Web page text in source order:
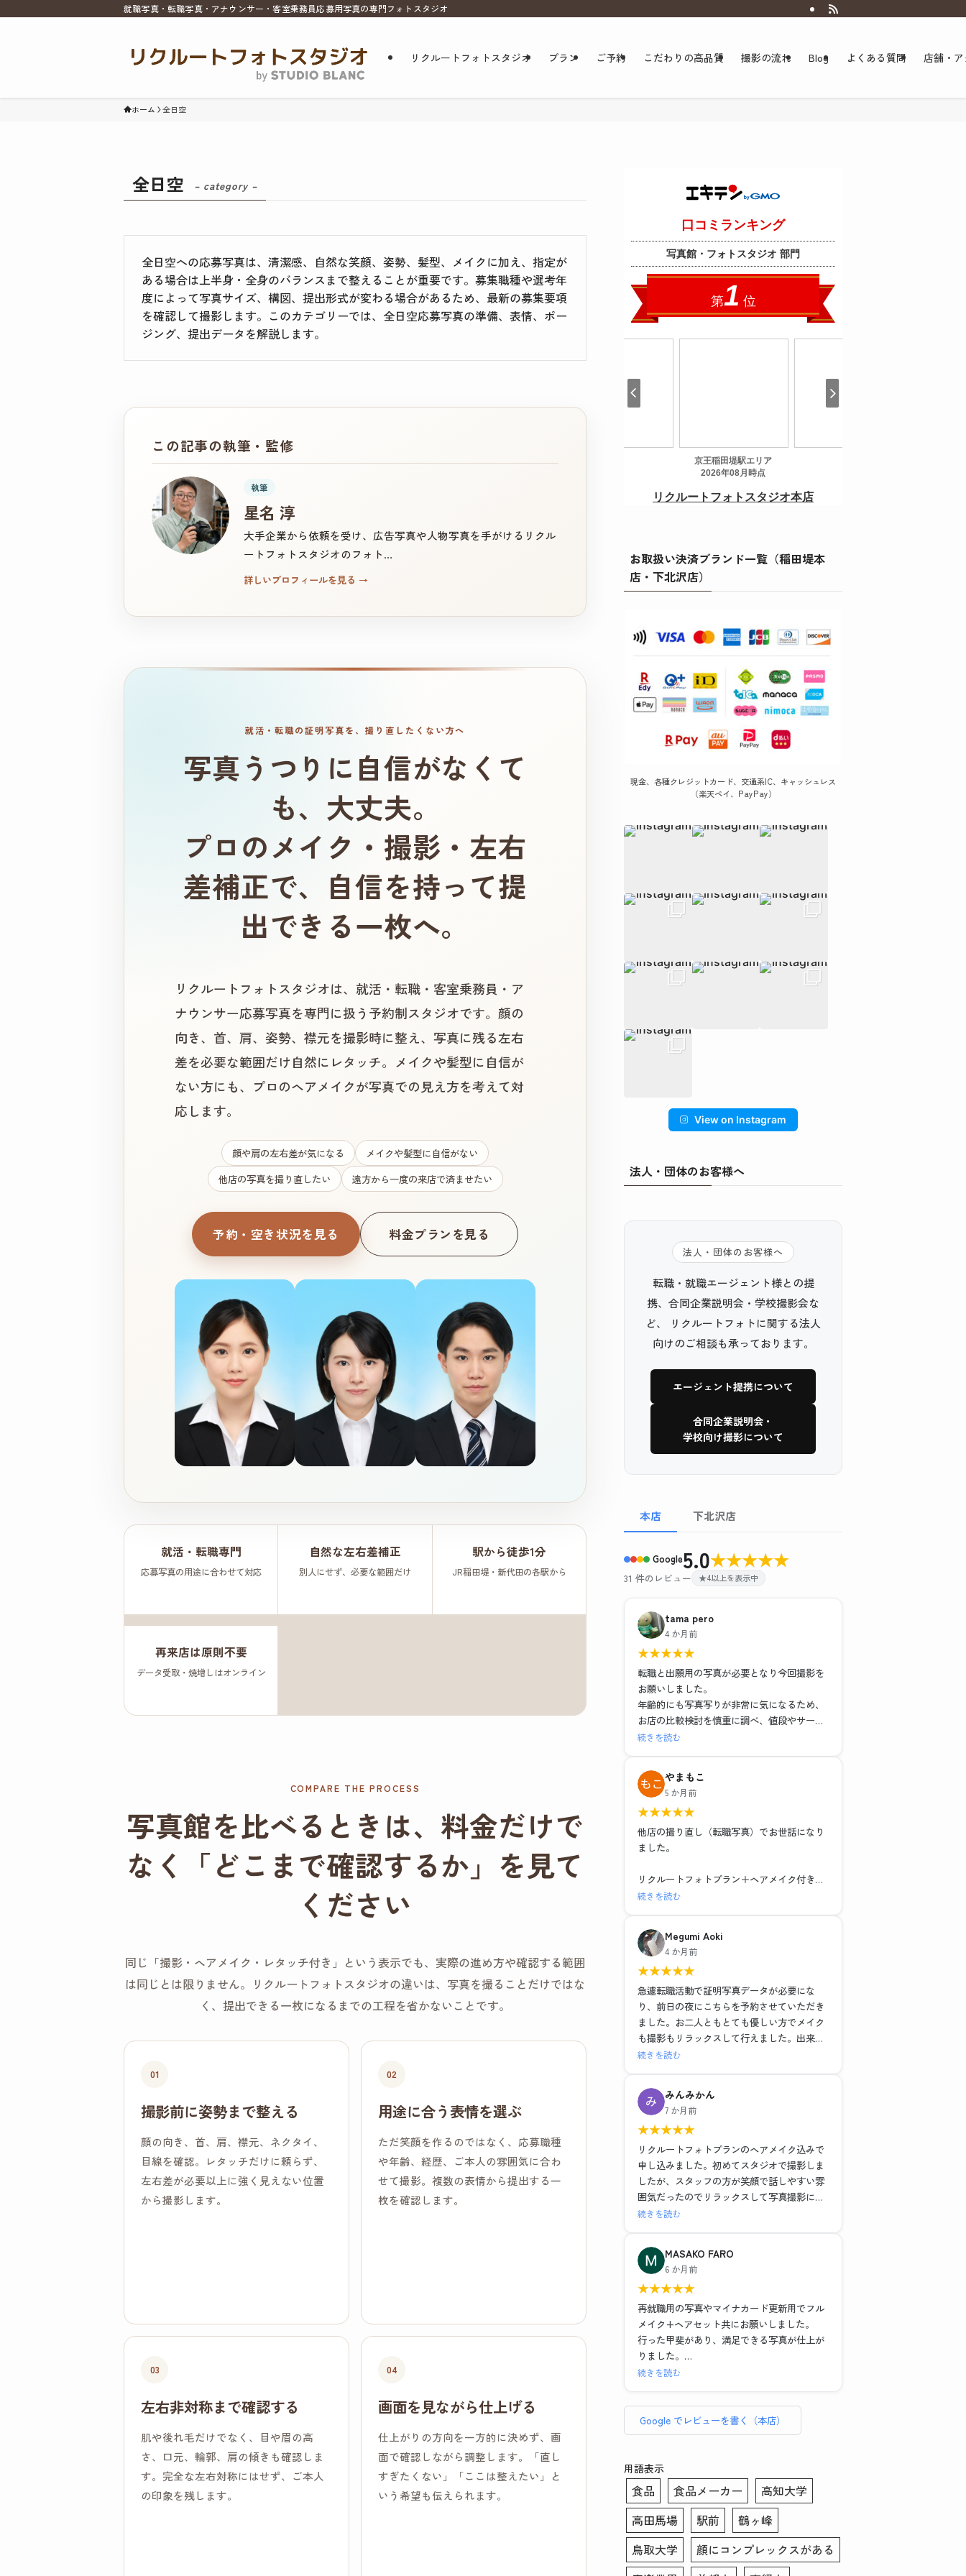
就職写真・転職写真・アナウンサー・客室乗務員応募用写真の専門フォトスタジオ
リクルートフォトスタジオ プラン ご予約 こだわりの高品質 撮影の流れ Blog よくある質問 店舗・
ホーム 全日空
全日空 – category –
全日空への応募写真は、清潔感、自然な笑顔、姿勢、髪型、メイクに加え、指定が
ある場合は上半身・全身のバランスまで整えることが重要です。募集職種や選考年
度によって写真サイズ、構図、提出形式が変わる場合があるため、最新の募集要項
を確認して撮影します。このカテゴリーでは、全日空応募写真の準備、表情、ポー
ジング、提出データを解説します。
この記事の執筆・監修
執筆
星名 淳
大手企業から依頼を受け、広告写真や人物写真を手がけるリクル
ートフォトスタジオのフォト…
詳しいプロフィールを見る →
就活・転職の証明写真を、撮り直したくない方へ
写真うつりに自信がなくて
も、大丈夫。
プロのメイク・撮影・左右
差補正で、自信を持って提
出できる一枚へ。
リクルートフォトスタジオは、就活・転職・客室乗務員・ア
ナウンサー応募写真を専門に扱う予約制スタジオです。顔の
向き、首、肩、姿勢、襟元を撮影時に整え、写真に残る左右
差を必要な範囲だけ自然にレタッチ。メイクや髪型に自信が
ない方にも、プロのヘアメイクが写真での見え方を考えて対
応します。
顔や肩の左右差が気になる
メイクや髪型に自信がない
他店の写真を撮り直したい
遠方から一度の来店で済ませたい
予約・空き状況を見る 料金プランを見る
就活・転職専門
応募写真の用途に合わせて対応
自然な左右差補正
別人にせず、必要な範囲だけ
駅から徒歩1分
JR稲田堤・新代田の各駅から
再来店は原則不要
データ受取・焼増しはオンライン
COMPARE THE PROCESS
写真館を比べるときは、料金だけで
なく「どこまで確認するか」を見て
ください
同じ「撮影・ヘアメイク・レタッチ付き」という表示でも、実際の進め方や確認する範囲
は同じとは限りません。リクルートフォトスタジオの違いは、写真を撮ることだけではな
く、提出できる一枚になるまでの工程を省かないことです。
01
撮影前に姿勢まで整える
顔の向き、首、肩、襟元、ネクタイ、
目線を確認。レタッチだけに頼らず、
左右差が必要以上に強く見えない位置
から撮影します。
02
用途に合う表情を選ぶ
ただ笑顔を作るのではなく、応募職種
や年齢、経歴、ご本人の雰囲気に合わ
せて撮影。複数の表情から提出する一
枚を確認します。
03
左右非対称まで確認する
肌や後れ毛だけでなく、目や眉の高
さ、口元、輪郭、肩の傾きも確認しま
す。完全な左右対称にはせず、ご本人
の印象を残します。
04
画面を見ながら仕上げる
仕上がりの方向を一方的に決めず、画
面で確認しながら調整します。「直し
すぎたくない」「ここは整えたい」と
いう希望も伝えられます。
お取扱い決済ブランド一覧（稲田堤本
店・下北沢店）
現金、各種クレジットカード、交通系IC、キャッシュレス
（楽天ペイ、PayPay）
View on Instagram
法人・団体のお客様へ
法人・団体のお客様へ
転職・就職エージェント様との提
携、合同企業説明会・学校撮影会な
ど、 リクルートフォトに関する法人
向けのご相談も承っております。
エージェント提携について
合同企業説明会・
学校向け撮影について
本店 下北沢店
Google5.0★★★★★
31 件のレビュー ★4以上を表示中
tama pero
4 か月前
★★★★★
転職と出願用の写真が必要となり今回撮影を
お願いしました。
年齢的にも写真写りが非常に気になるため、
お店の比較検討を慎重に調べ、値段やサービ
スそれぞれ特徴がある中で、こちらのお店で
ました。
1組ごとの撮影で落ち着いた環境と、ヘアメイ
クや撮影も担当の方がとても丁寧な対応でし
た。レタッチもその場で説明を受けながら行
っていただき、納得のいく仕上がりでデータ
も種類多く頂けました。お二人に感謝の気持
続きを読む
やまもこ
5 か月前
★★★★★
他店の撮り直し（転職写真）でお世話になり
ました。
リクルートフォトプラン＋ヘアメイク付き
レタッチ強度別・背景3種類のデータと写真6
ヘアメイクも撮影もレタッチも全て大満足で
した！！
最近よくある就活写真専門のチェーン店とは
一つ一つの工程の丁寧さが全然違いますし、
他店が11,000円だったことを考えるとかなり
お得に感じます。
流れ作業ではなく、その人に合った提案や対
経験がある方には是非おすすめしたい。
わたしのように撮り直しで遠方からいらっし
ゃるお客さんが多いのも納得です。
素敵な写真を作成いただき、前向きな転職活
動のスタートを切れそうです！
本当にありがとうございました。
続きを読む
Megumi Aoki
4 か月前
★★★★★
急遽転職活動で証明写真データが必要にな
り、前日の夜にこちらを予約させていただき
ました。お二人ともとても優しい方でメイク
も撮影もリラックスして行えました。出来上
がった写真はそのまま社員証に使っても問題
も即日送っていただけたので大変助かりまし
た。
ノーメイクで、と準備のところに記載されて
ましたがどうしても眉だけは描いて行きたか
ったので到着後すぐ落とそうとしたらそのま
までも大丈夫ですよ〜と優しく仰ってくださ
ったので、もしノーメイクで出かけることに
抵抗ある女性がいらっしゃいましたらすぐ落
とせる最低限のメイク(眉描くだけ等)はして
眉ラインをクレンジングシートで落としまし
た)
また、メイク＆ヘアセットもお任せでとにか
く納得のいく写真が欲しい！という場合は1時
間以上かけてがっつりやってくださるので撮
影後に予定入れる場合は余裕もった方がいい
と思いました！
続きを読む
みんみかん
7 か月前
★★★★★
リクルートフォトプランのヘアメイク込みで
申し込みました。初めてスタジオで撮影しま
したが、スタッフの方が笑顔で話しやすい雰
囲気だったのでリラックスして写真撮影に臨
むことができました。ヘアメイクを実際にし
にも答えていただきとても為になりました。
また写真撮影の時に顔の角度や傾き、服や髪
の毛の乱れなどもその場で直していただいた
のでインスタント証明写真機とは全く違う映
り方になりました。修正も細かいところまで
丁寧に手作業でやっていただいてとても満足
のいく仕上がりになりました。写真を選ぶ際
や表情などのアドバイスもあったので初めて
の方にもおすすめです。データも複数背景の
だけるので助かりました。この度はありがと
うございました！！
続きを読む
MASAKO FARO
6 か月前
★★★★★
再就職用の写真やマイナカード更新用でフル
メイク+ヘアセット共にお願いしました。
行った甲斐があり、満足できる写真が仕上が
りました。
セット、写真6枚、写真データ送付で約
ば数百円・・・決して安くはありません。し
かしとても気づきのある貴重な体験でした。
総じてリーズナブルと言えます。
普段被写体になることがなく、スーツ姿にな
る事も滅多にない私、どんな写真写りになる
のかイメージがわかずにいました。
そのような者でも、メイクさんとカメラマン
さんお二方は丁寧に話を聞き出し、素敵な写
真を撮りましょうと寄り添って下さいまし
た。
続きを読む
Google でレビューを書く（本店）
用語表示
食品 食品メーカー
高知大学
高田馬場
駅前
鶴ヶ峰
鳥取大学
顔にコンプレックスがある